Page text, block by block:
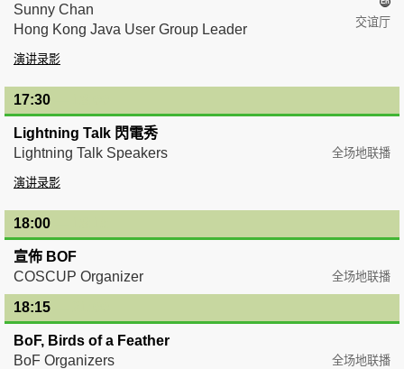
交谊厅
Sunny Chan
Hong Kong Java User Group Leader
演讲录影
17:30
Lightning Talk 閃電秀
全场地联播
Lightning Talk Speakers
演讲录影
18:00
宣佈 BOF
全场地联播
COSCUP Organizer
18:15
BoF, Birds of a Feather
全场地联播
BoF Organizers